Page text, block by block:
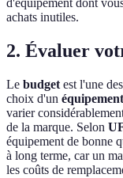
d'équipement dont
achats inutiles.
2. Évaluer
Le budget est l'une
choix d'un
varier
de la marque. Selon
équipement de bonne
à long terme, car un
les coûts de